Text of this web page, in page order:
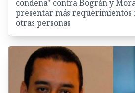
condena" contra Bográn y
presentar más requerimientos
otras personas